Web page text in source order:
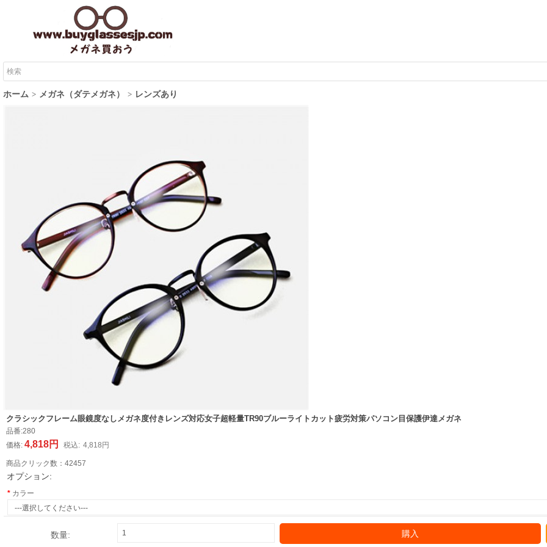
ホーム メガネ（ダテメガネ） レンズあり
クラシックフレーム眼鏡度なしメガネ度付きレンズ対応女子超軽量TR90ブルーライトカット疲労対策パソコン目保護伊達メガネ
品番:280
価格: 4,818円 税込: 4,818円
商品クリック数： 42457
オプション:
カラー
数量: 購入